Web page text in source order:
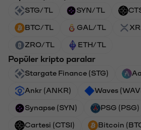
STG/TL SYN/TL
BTC/TL GAL/TL
ZRO/TL ETH/TL
Popüler kripto paralar
Stargate Finance (STG)
Ankr (ANKR) Waves
Synapse (SYN) PSG (PSG)
Cartesi (CTSI) Bitcoin